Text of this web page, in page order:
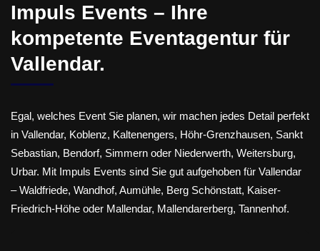
Impuls Events – Ihre
kompetente Eventagentur für
Vallendar.
Egal, welches Event Sie planen, wir machen jedes Detail perfekt
in Vallendar, Koblenz, Kaltenengers, Höhr-Grenzhausen, Sankt
Sebastian, Bendorf, Simmern oder Niederwerth, Weitersburg,
Urbar. Mit Impuls Events sind Sie gut aufgehoben für Vallendar
– Waldfriede, Wandhof, Aumühle, Berg Schönstatt, Kaiser-
Friedrich-Höhe oder Mallendar, Mallendarerberg, Tannenhof.